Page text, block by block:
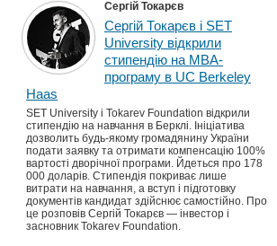
Сергій Токарєв
Сергій Токарєв і SET
University відкрили
стипендію на MBA-
програму в UC Berkeley
Haas
SET University і Tokarev Foundation відкрили
стипендію на навчання в Берклі. Ініціатива
дозволить будь-якому громадянину України
подати заявку та отримати компенсацію 100%
вартості дворічної програми. Йдеться про 178
000 доларів. Стипендія покриває лише
витрати на навчання, а вступ і підготовку
документів кандидат здійснює самостійно. Про
це розповів Сергій Токарєв — інвестор і
засновник Tokarev Foundation.